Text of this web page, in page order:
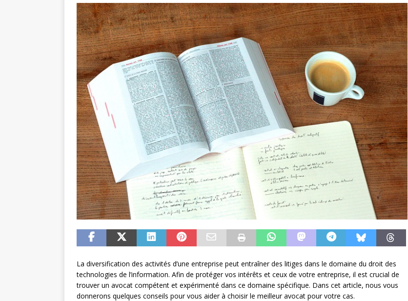
La diversification des activités d’une entreprise peut entraîner des litiges dans le domaine du droit des
technologies de l’information. Afin de protéger vos intérêts et ceux de votre entreprise, il est crucial de
trouver un avocat compétent et expérimenté dans ce domaine spécifique. Dans cet article, nous vous
donnerons quelques conseils pour vous aider à choisir le meilleur avocat pour votre cas.